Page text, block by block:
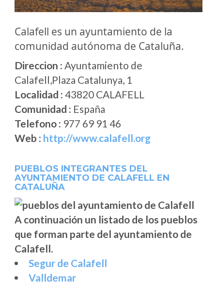
Calafell es un ayuntamiento de la
comunidad autónoma de Cataluña.
Direccion : Ayuntamiento de
Calafell,Plaza Catalunya, 1
Localidad : 43820 CALAFELL
Comunidad : España
Telefono : 977 69 91 46
Web : http://www.calafell.org
PUEBLOS INTEGRANTES DEL
AYUNTAMIENTO DE CALAFELL EN
CATALUÑA
A continuación un listado de los pueblos
que forman parte del ayuntamiento de
Calafell.
Segur de Calafell
Valldemar